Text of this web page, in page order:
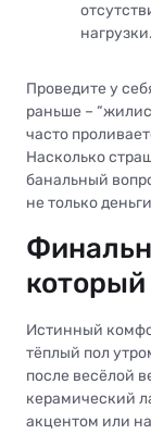
нагрузки.
Проведите у
раньше –
часто
Насколько
банальный
не только
Истинный
тёплый пол
после весёлой
керамический
акцентом или